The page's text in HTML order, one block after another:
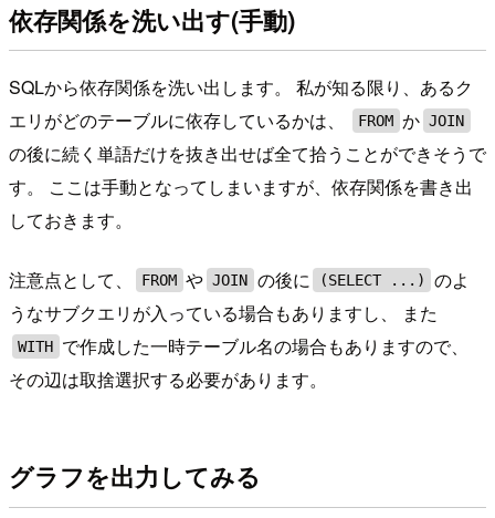
依存関係を洗い出す(手動)
SQLから依存関係を洗い出します。 私が知る限り、あるク
エリがどのテーブルに依存しているかは、
FROM か JOIN
の後に続く単語だけを抜き出せば全て拾うことができそうで
す。 ここは手動となってしまいますが、依存関係を書き出
しておきます。
注意点として、 FROM や JOIN の後に (SELECT ...)
のよ
うなサブクエリが入っている場合もありますし、 また
WITH で作成した一時テーブル名の場合もありますので、
その辺は取捨選択する必要があります。
グラフを出力してみる